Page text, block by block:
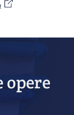
opere